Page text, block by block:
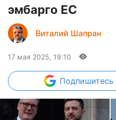
эмбарго ЕС
Виталий Шапран
17 мая 2025, 19:10
Подпишитесь